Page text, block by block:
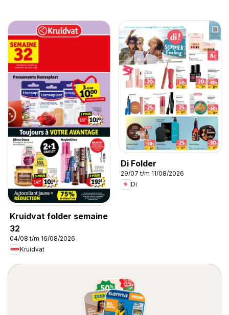
Kruidvat folder semaine
32
04/08 t/m 16/08/2026
Kruidvat
Di Folder
29/07 t/m 11/08/2026
Di